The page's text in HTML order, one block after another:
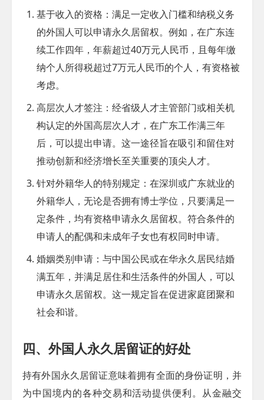
基于收入的资格 ：满足一定收入门槛和纳税义务
的外国人可以申请永久居留权。例如，在广东连
续工作四年，年薪超过40万元人民币，且每年缴
纳个人所得税超过7万元人民币的个人，有资格被
考虑。
高层次人才签注 ：经省级人才主管部门或相关机
构认定的外国高层次人才，在广东工作满三年
后，可以提出申请。这一途径旨在吸引和留住对
推动创新和经济增长至关重要的顶尖人才。
针对外籍华人的特别规定 ：在深圳或广东就业的
外籍华人，无论是否拥有博士学位，只要满足一
定条件，均有资格申请永久居留权。符合条件的
申请人的配偶和未成年子女也有权同时申请。
婚姻类别申请 ：与中国公民或在华永久居民结婚
满五年，并满足居住和生活条件的外国人，可以
申请永久居留权。这一规定旨在促进家庭团聚和
社会和谐。
四、外国人永久居留证的好处
持有外国永久居留证意味着拥有全面的身份证明，并
为中国境内的各种交易和活动提供便利。从金融交